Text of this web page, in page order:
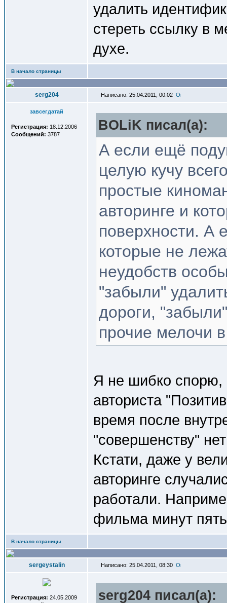
удалить
стереть ссылку в
духе.
В начало страницы
serg204 Написано: 25.04.2011, 00:02
завсегдатай
Регистрация: 18.12.2006
Сообщений: 3787
BOLiK писал(a):
А если ещё
целую кучу
простые
авторинге и
поверхности. А
которые не
неудобств
"забыли"
дороги,
прочие мелочи
Я не шибко спорю,
авториста
время после
"совершенству"
Кстати, даже у
авторинге
работали.
фильма минут
В начало страницы
sergeystalin Написано: 25.04.2011, 08:30
Регистрация: 24.05.2009
serg204 писал(a):